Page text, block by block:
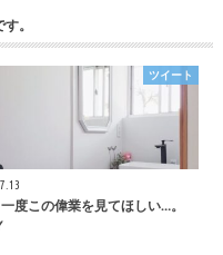
。
ツイート
度この偉業を見てほしい…。